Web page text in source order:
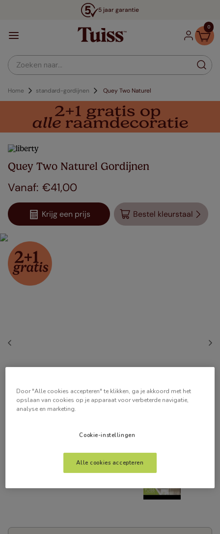
5 jaar garantie
0
Zoeken naar...
Home standard-gordijnen Quey Two Naturel
Quey Two Naturel Gordijnen
€41,00
Krijg een prijs Bestel kleurstaal
Door "Alle cookies accepteren" te klikken, ga je akkoord met het
opslaan van cookies op je apparaat voor verbeterde navigatie,
analyse en marketing.
Cookie-instellingen
Alle cookies accepteren